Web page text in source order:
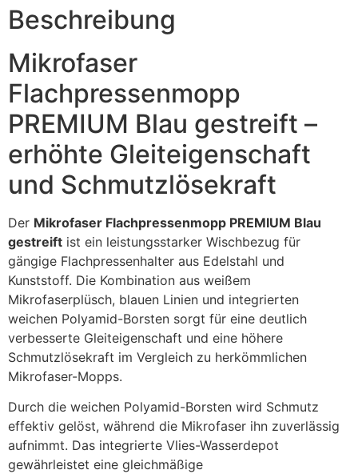
Beschreibung
Mikrofaser
Flachpressenmopp
PREMIUM Blau gestreift –
erhöhte Gleiteigenschaft
und Schmutzlösekraft
Der Mikrofaser Flachpressenmopp PREMIUM Blau
gestreift ist ein leistungsstarker Wischbezug für
gängige Flachpressenhalter aus Edelstahl und
Kunststoff. Die Kombination aus weißem
Mikrofaserplüsch, blauen Linien und integrierten
weichen Polyamid-Borsten sorgt für eine deutlich
verbesserte Gleiteigenschaft und eine höhere
Schmutzlösekraft im Vergleich zu herkömmlichen
Mikrofaser-Mopps.
Durch die weichen Polyamid-Borsten wird Schmutz
effektiv gelöst, während die Mikrofaser ihn zuverlässig
aufnimmt. Das integrierte Vlies-Wasserdepot
gewährleistet eine gleichmäßige